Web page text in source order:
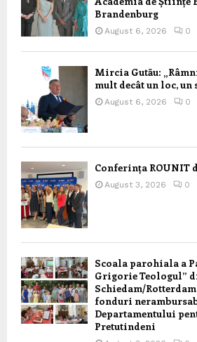
Brandenburg
August 6, 2026 0
Mircia Gutău:
mult decât un loc, un
August 6, 2026 0
Conferința ROUNIT
August 3, 2026 0
Scoala parohiala a
Grigorie Teologul”
Schiedam/
fonduri
Departamentului
Pretutindeni